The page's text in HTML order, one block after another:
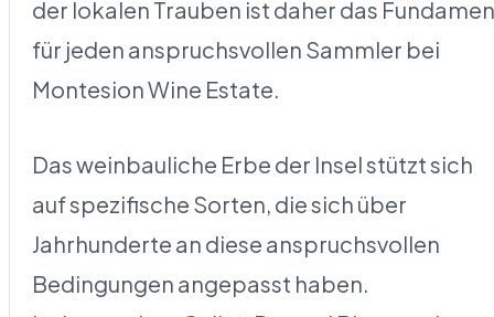
der lokalen Trauben ist daher das
für jeden anspruchsvollen Sammler bei
Montesion Wine Estate.
Das weinbauliche Erbe der Insel stützt sich
auf spezifische Sorten, die sich über
Jahrhunderte an diese anspruchsvollen
Bedingungen angepasst haben.